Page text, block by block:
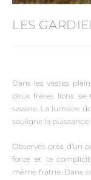
LES
Dans les vastes
deux frères lions se
savane. La lumière
souligne la
Observés près d’un
force et la
même fratrie. Dans